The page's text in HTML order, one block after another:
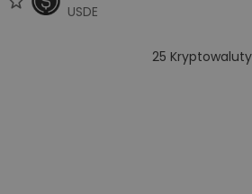
USDE
25 Kryptowaluty